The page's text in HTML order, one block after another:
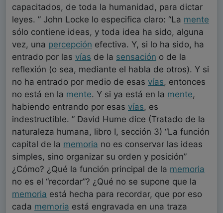
capacitados, de toda la humanidad, para dictar
leyes. ” John Locke lo especifica claro: “La mente
sólo contiene ideas, y toda idea ha sido, alguna
vez, una percepción efectiva. Y, si lo ha sido, ha
entrado por las vías de la sensación o de la
reflexión (o sea, mediante el habla de otros). Y si
no ha entrado por medio de esas vías, entonces
no está en la mente. Y si ya está en la mente,
habiendo entrando por esas vías, es
indestructible. ” David Hume dice (Tratado de la
naturaleza humana, libro I, sección 3) “La función
capital de la memoria no es conservar las ideas
simples, sino organizar su orden y posición”
¿Cómo? ¿Qué la función principal de la memoria
no es el “recordar”? ¿Qué no se supone que la
memoria está hecha para recordar, que por eso
cada memoria está engravada en una traza